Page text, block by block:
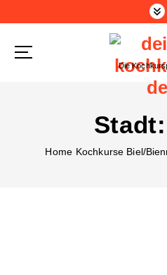
Die
Stadt:
Home Kochkurse Biel/